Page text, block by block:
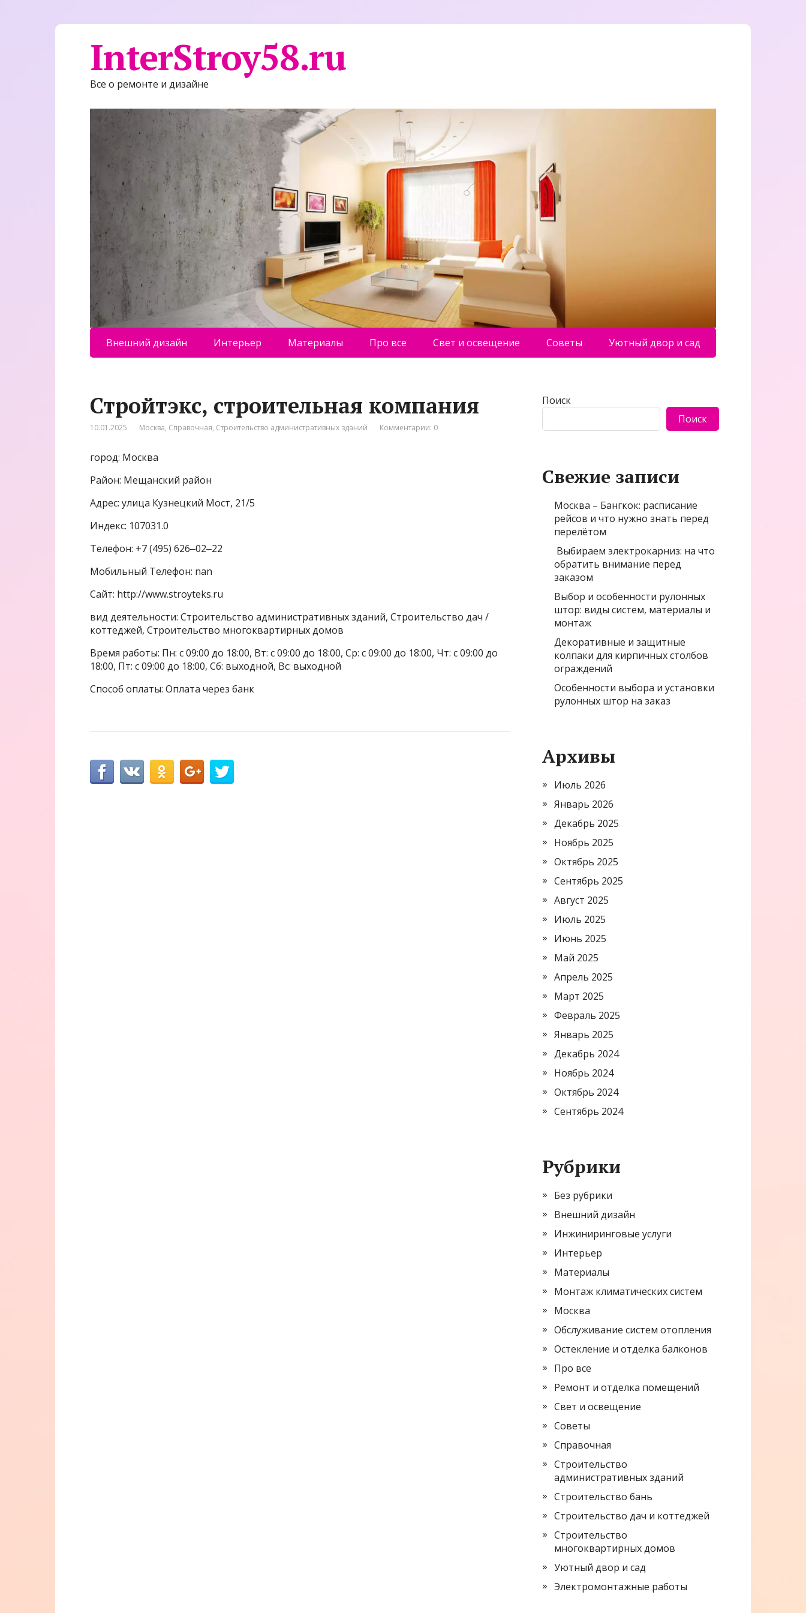
InterStroy58.ru
Все о ремонте и дизайне
Внешний дизайн Интерьер Материалы Про все Свет и освещение Советы Уютный двор и сад
Стройтэкс, строительная компания
10.01.2025 Москва, Справочная, Строительство административных зданий Комментарии: 0
город: Москва
Район: Мещанский район
Адрес: улица Кузнецкий Мост, 21/5
Индекс: 107031.0
Телефон: +7 (495) 626‒02‒22
Мобильный Телефон: nan
Сайт: http://www.stroyteks.ru
вид деятельности: Строительство административных зданий, Строительство дач /
коттеджей, Строительство многоквартирных домов
Время работы: Пн: с 09:00 до 18:00, Вт: с 09:00 до 18:00, Ср: с 09:00 до 18:00, Чт: с 09:00 до
18:00, Пт: с 09:00 до 18:00, Сб: выходной, Вс: выходной
Способ оплаты: Оплата через банк
Поиск
Поиск
Свежие записи
Москва – Бангкок: расписание
рейсов и что нужно знать перед
перелётом
Выбираем электрокарниз: на что
обратить внимание перед
заказом
Выбор и особенности рулонных
штор: виды систем, материалы и
монтаж
Декоративные и защитные
колпаки для кирпичных столбов
ограждений
Особенности выбора и установки
рулонных штор на заказ
Архивы
Июль 2026
Январь 2026
Декабрь 2025
Ноябрь 2025
Октябрь 2025
Сентябрь 2025
Август 2025
Июль 2025
Июнь 2025
Май 2025
Апрель 2025
Март 2025
Февраль 2025
Январь 2025
Декабрь 2024
Ноябрь 2024
Октябрь 2024
Сентябрь 2024
Рубрики
Без рубрики
Внешний дизайн
Инжиниринговые услуги
Интерьер
Материалы
Монтаж климатических систем
Москва
Обслуживание систем отопления
Остекление и отделка балконов
Про все
Ремонт и отделка помещений
Свет и освещение
Советы
Справочная
Строительство
административных зданий
Строительство бань
Строительство дач и коттеджей
Строительство
многоквартирных домов
Уютный двор и сад
Электромонтажные работы